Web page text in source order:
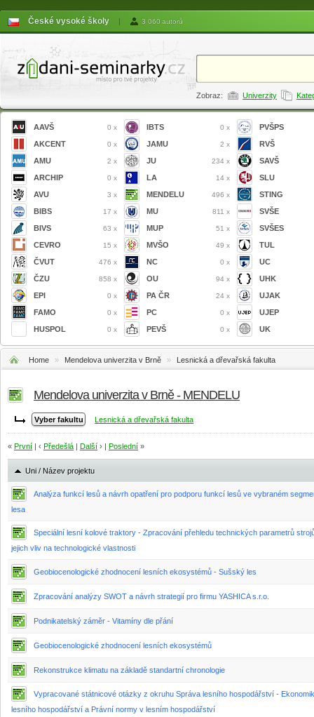
České vysoké školy | 3 060 autorů
Zobraz: Univerzity
AAVŠ 0 x
AKCENT 0 x
AMU 2 x
ARCHIP 0 x
AVU 3 x
BIBS 17 x
BIVS 63 x
CEVRO 15 x
ČVUT 476 x
ČZU 858 x
EPI 0 x
FAMO 0 x
HUSPOL 0 x
IBTS 0 x
JAMU 2 x
JU 234 x
LA 14 x
MENDELU 496 x
MU 811 x
MUP 51 x
MVŠO 49 x
NC 0 x
OU 94 x
PA ČR 24 x
PC 0 x
PEVŠ 0 x
PVŠPS
RVŠ
SAVŠ
SLU
STING
SVŠE
SVŠES
TUL
UC
UHK
UJAK
UJEP
UK
Home » Mendelova univerzita v Brně » Lesnická a dřevařská fakulta
Mendelova univerzita v Brně - MENDELU
Lesnická a dřevařská fakulta
« První | ‹ Předešlá Další › | Poslední »
Uni / Název projektu
Analýza funkcí lesů a návrh opatření pro podporu funkcí lesů ve vybraném
lesa
Speciální lesní kolové traktory - Zpracování přehledu technických parametrů
jejich vliv na technologické vlastnosti
Geobiocenologické zhodnocení lesních ekosystémů - Sušský les
Zpracování analýzy SWOT a návrh strategií pro firmu YASHICA s.r.o.
Podnikatelský záměr - Vitamíny dle přání
Geobiocenologické zhodnocení lesních ekosystémů
Rekonstrukce klimatu na základě standartní chronologie
Vypracované státnicové otázky z okruhu Správa lesního hospodářství -
lesního hospodářství a Právní normy v lesním hospodářství